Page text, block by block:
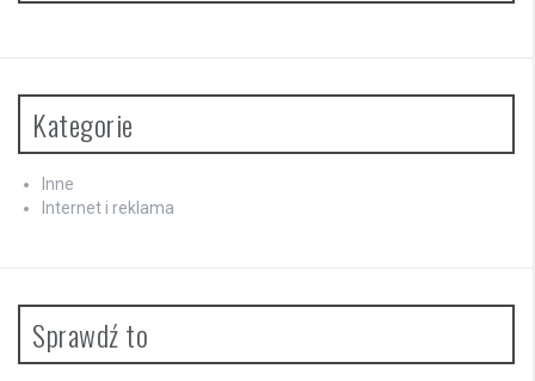
Kategorie
Inne
Internet i reklama
Sprawdź to